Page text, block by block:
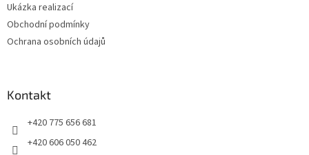
Ukázka realizací
Obchodní podmínky
Ochrana osobních údajů
Kontakt
+420 775 656 681
+420 606 050 462